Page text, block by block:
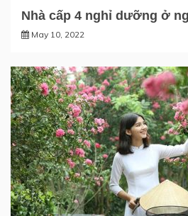
Nhà cấp 4 nghỉ dưỡng ở
May 10, 2022